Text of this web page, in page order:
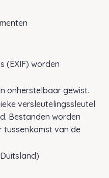
(EXIF) worden
onherstelbaar gewist.
versleutelingssleutel
Bestanden worden
van de